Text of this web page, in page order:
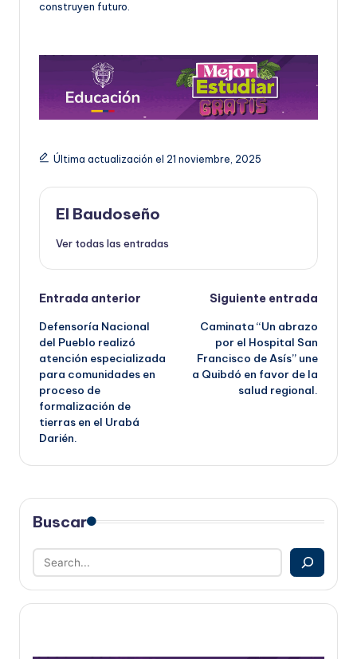
construyen futuro.
Última actualización el 21 noviembre, 2025
El Baudoseño
Ver todas las entradas
Navegación
de
entradas
Entrada anterior
Defensoría Nacional
del Pueblo realizó
atención especializada
para comunidades en
proceso de
formalización de
tierras en el Urabá
Darién.
Siguiente entrada
Caminata “Un abrazo
por el Hospital San
Francisco de Asís” une
a Quibdó en favor de la
salud regional.
Buscar